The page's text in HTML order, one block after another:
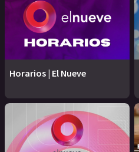
Horarios | El Nueve